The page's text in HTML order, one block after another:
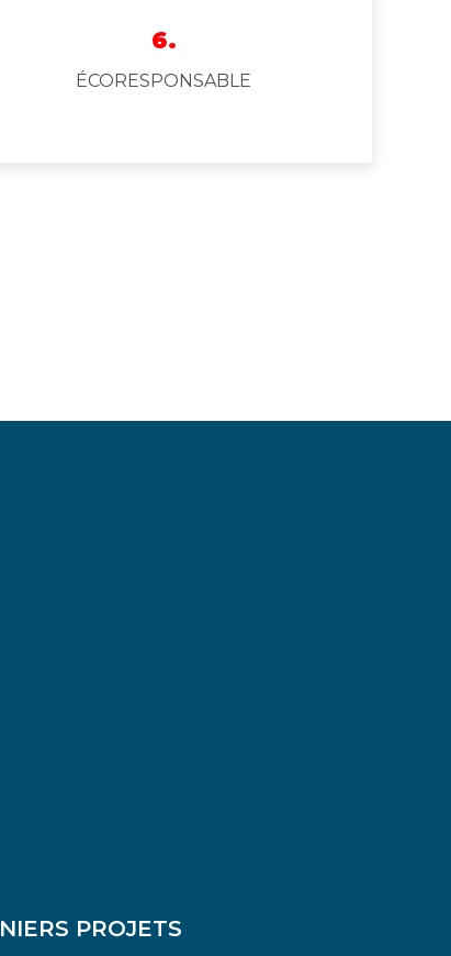
6.
ÉCORESPONSABLE
PROJETS